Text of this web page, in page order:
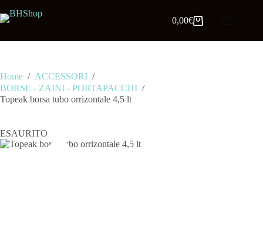
0,00€
Home / ACCESSORI /
BORSE - ZAINI - PORTAPACCHI /
Topeak borsa tubo orrizontale 4,5 lt
ESAURITO